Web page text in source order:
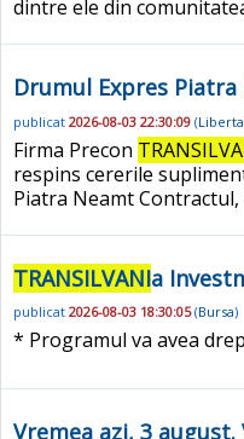
dintre ele din
Drumul Expres
publicat 2026-08-03 22:30:09 (
Firma Precon
respins cererile
Piatra Neamt
TRANSILVANIa
publicat 2026-08-03 18:30:05(Bursa)
* Programul va avea
Vremea azi, 3